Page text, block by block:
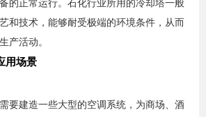
的正常运行。石化行业所用的冷却塔一般
和技术，能够耐受极端的环境条件，从而
产活动。
场景
建造一些大型的空调系统，为商场、酒